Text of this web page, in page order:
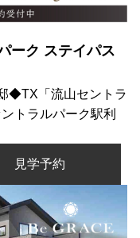
ーク ステイパス
◆TX「流山セントラ
トラルパーク駅利
見学予約